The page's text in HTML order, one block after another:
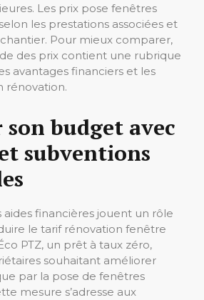
Les prix pose fenêtres
les prestations associées et
Pour mieux comparer,
des prix contient une rubrique
avantages financiers et les
rénovation.
budget avec
subventions
aides financières jouent un rôle
le tarif rénovation fenêtre
PTZ, un prêt à taux zéro,
souhaitant améliorer
par la pose de fenêtres
mesure s’adresse aux